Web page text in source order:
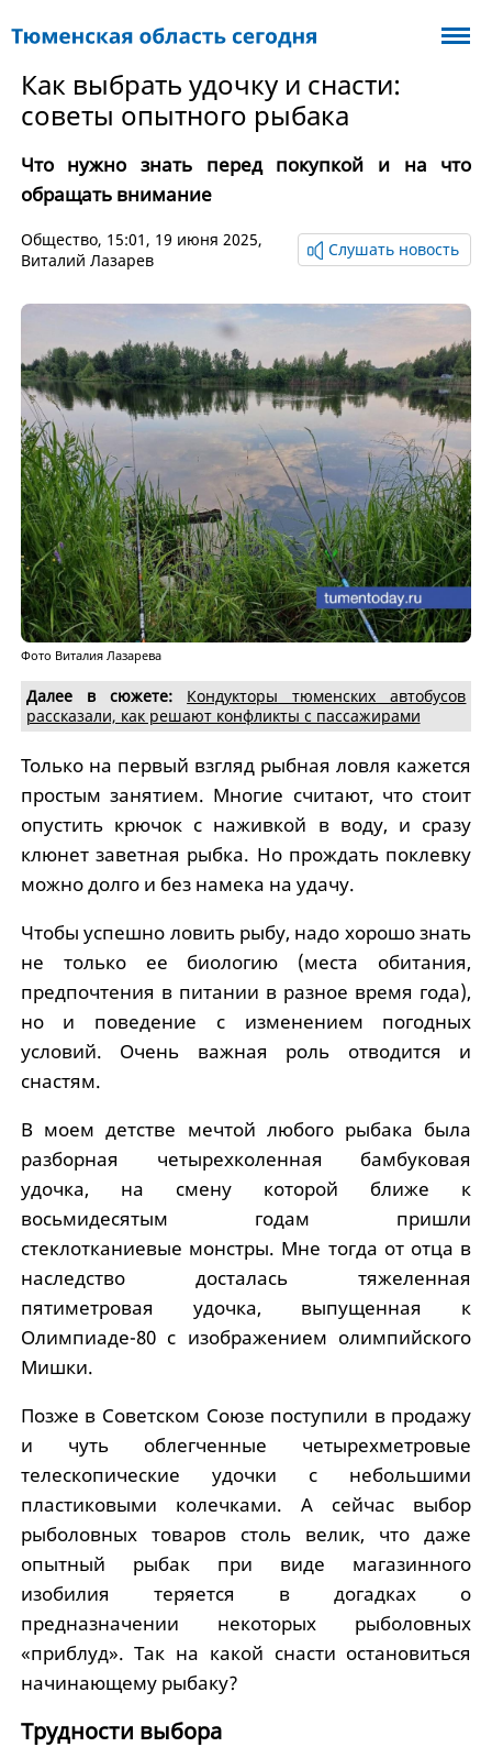
Как выбрать удочку и снасти:
советы опытного рыбака
Что нужно знать перед покупкой и на что
обращать внимание
Общество, 15:01, 19 июня 2025,
Виталий Лазарев
Слушать новость
Фото Виталия Лазарева
Далее в сюжете:
Кондукторы тюменских автобусов
рассказали, как решают конфликты с пассажирами
Только на первый взгляд рыбная ловля кажется
простым занятием. Многие считают, что стоит
опустить крючок с наживкой в воду, и сразу
клюнет заветная рыбка. Но прождать поклевку
можно долго и без намека на удачу.
Чтобы успешно ловить рыбу, надо хорошо знать
не только ее биологию (места обитания,
предпочтения в питании в разное время года),
но и поведение с изменением погодных
условий. Очень важная роль отводится и
снастям.
В моем детстве мечтой любого рыбака была
разборная четырехколенная бамбуковая
удочка, на смену которой ближе к
восьмидесятым годам пришли
стеклотканиевые монстры. Мне тогда от отца в
наследство досталась тяжеленная
пятиметровая удочка, выпущенная к
Олимпиаде-80 с изображением олимпийского
Мишки.
Позже в Советском Союзе поступили в продажу
и чуть облегченные четырехметровые
телескопические удочки с небольшими
пластиковыми колечками. А сейчас выбор
рыболовных товаров столь велик, что даже
опытный рыбак при виде магазинного
изобилия теряется в догадках о
предназначении некоторых рыболовных
«приблуд». Так на какой снасти остановиться
начинающему рыбаку?
Трудности выбора